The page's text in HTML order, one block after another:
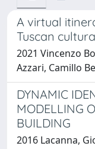
A virtual
Tuscan
2021 Vincenzo
Azzari, Camillo
DYNAMIC
MODELLING
BUILDING
2016 Lacanna,